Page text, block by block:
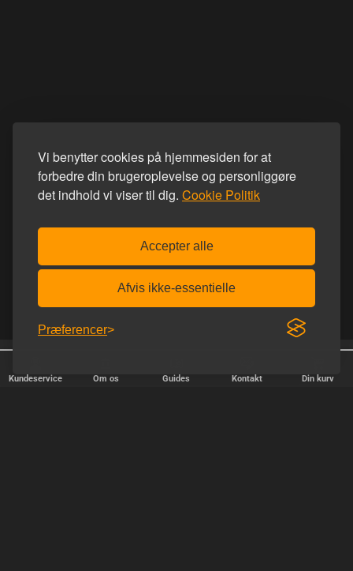
Vi benytter cookies på hjemmesiden for at
forbedre din brugeroplevelse og personliggøre
det indhold vi viser til dig. Cookie Politik
Accepter alle
Afvis ikke-essentielle
Præferencer
Kundeservice Om os Guides Kontakt Din kurv